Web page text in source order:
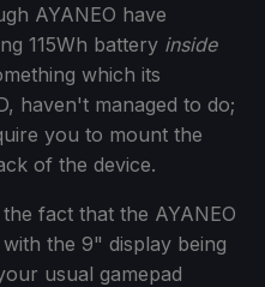
AYANEO have
115Wh battery inside
which its
haven't managed to do;
you to mount the
of the device.
fact that the AYANEO
the 9" display being
usual gamepad